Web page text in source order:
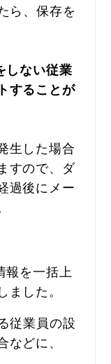
ら、保存を
しない従業
することが
生した場合
すので、ダ
過後にメー
報を一括上
した。
従業員の設
どに、